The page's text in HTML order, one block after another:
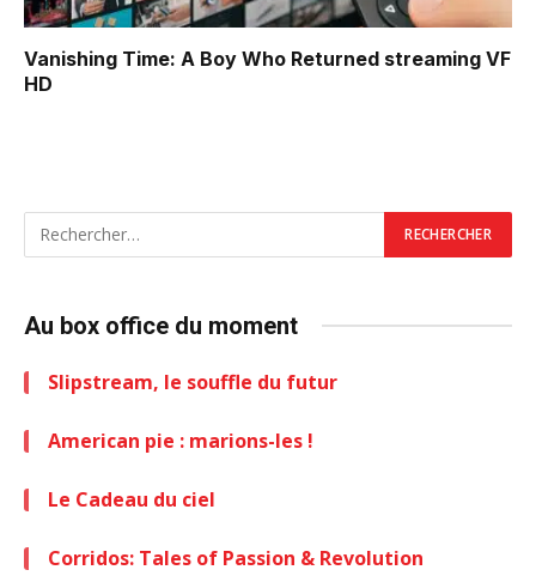
Vanishing Time: A Boy Who Returned streaming VF
HD
Au box office du moment
Slipstream, le souffle du futur
American pie : marions-les !
Le Cadeau du ciel
Corridos: Tales of Passion & Revolution